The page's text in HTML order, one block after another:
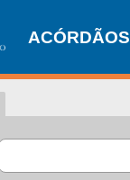
ACÓRDÃOS